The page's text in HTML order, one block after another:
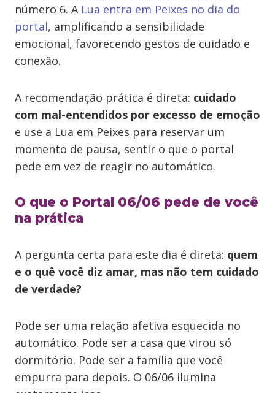
número 6. A Lua entra em Peixes no dia do
portal, amplificando a sensibilidade
emocional, favorecendo gestos de cuidado e
conexão.
A recomendação prática é direta: cuidado
com mal-entendidos por excesso de emoção
e use a Lua em Peixes para reservar um
momento de pausa, sentir o que o portal
pede em vez de reagir no automático.
O que o Portal 06/06 pede de você
na prática
A pergunta certa para este dia é direta: quem
e o quê você diz amar, mas não tem cuidado
de verdade?
Pode ser uma relação afetiva esquecida no
automático. Pode ser a casa que virou só
dormitório. Pode ser a família que você
empurra para depois. O 06/06 ilumina